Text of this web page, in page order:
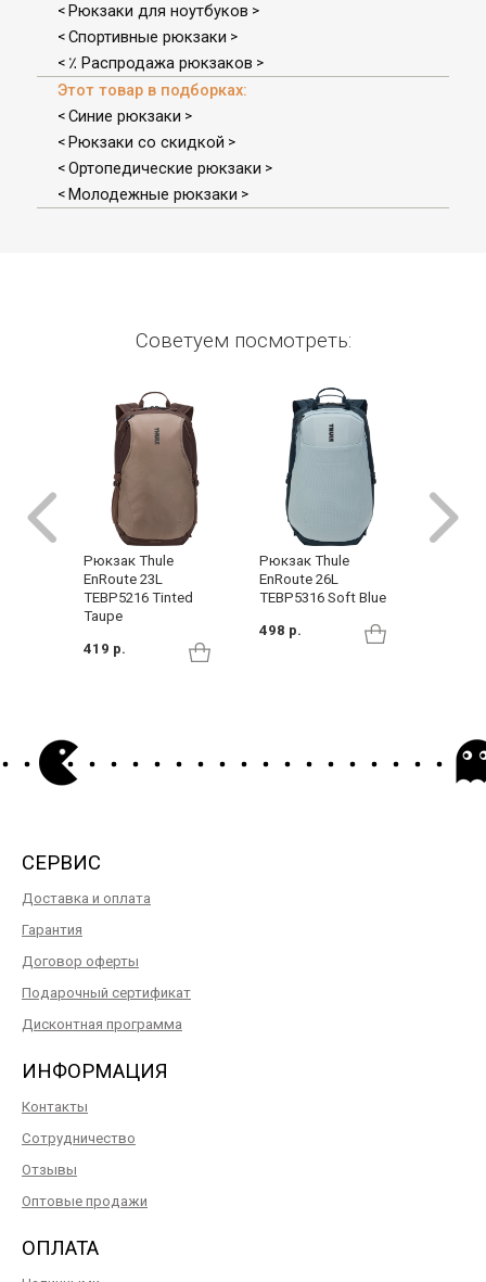
< Рюкзаки для ноутбуков >
< Спортивные рюкзаки >
< ٪ Распродажа рюкзаков >
Этот товар в подборках:
< Синие рюкзаки >
< Рюкзаки со скидкой >
< Ортопедические рюкзаки >
< Молодежные рюкзаки >
Советуем посмотреть:
Рюкзак Thule
EnRoute 23L
TEBP5216 Tinted
Taupe
419 р.
Рюкзак Thule
EnRoute 26L
TEBP5316 Soft Blue
498 р.
СЕРВИС
Доставка и оплата
Гарантия
Договор оферты
Подарочный сертификат
Дисконтная программа
ИНФОРМАЦИЯ
Контакты
Сотрудничество
Отзывы
Оптовые продажи
ОПЛАТА